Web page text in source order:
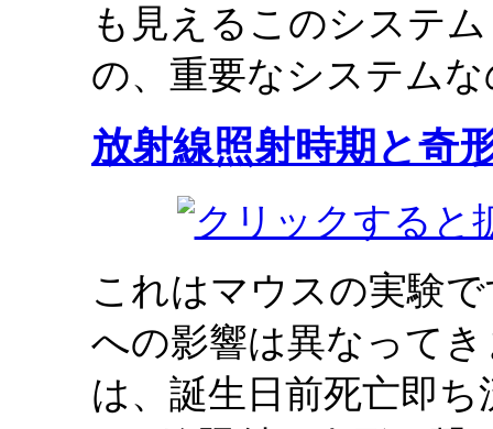
も見えるこのシステ
の、重要なシステム
放射線照射時期と奇
これはマウスの実験
への影響は異なって
は、誕生日前死亡即